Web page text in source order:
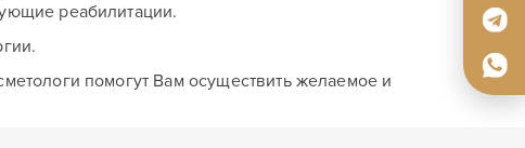
реабилитации.
помогут Вам осуществить желаемое и